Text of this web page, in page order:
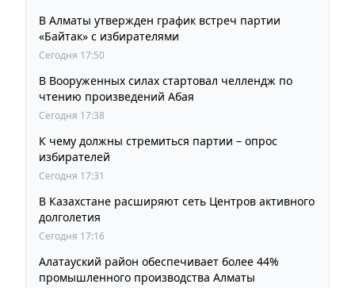
В Алматы утвержден график встреч партии
«Байтак» с избирателями
Сегодня 17:50
В Вооруженных силах стартовал челлендж по
чтению произведений Абая
Сегодня 17:38
К чему должны стремиться партии – опрос
избирателей
Сегодня 17:31
В Казахстане расширяют сеть Центров активного
долголетия
Сегодня 17:16
Алатауский район обеспечивает более 44%
промышленного производства Алматы